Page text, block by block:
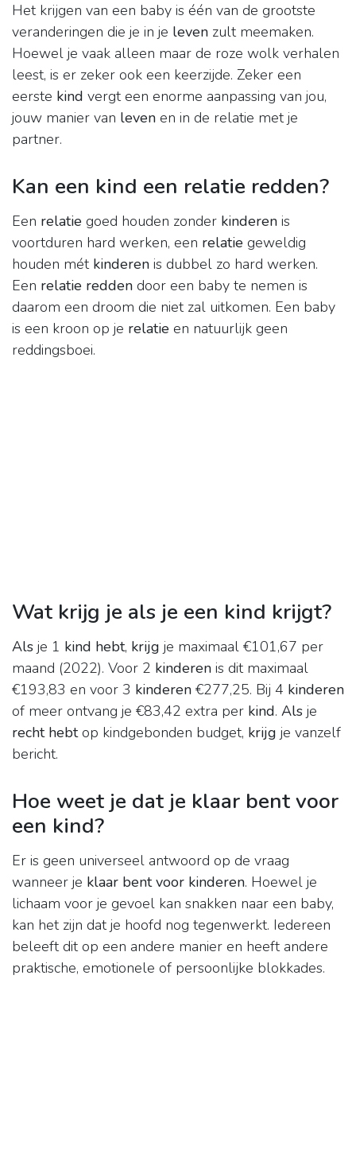
Het krijgen van een baby is één van de grootste
veranderingen die je in je leven zult meemaken.
Hoewel je vaak alleen maar de roze wolk verhalen
leest, is er zeker ook een keerzijde. Zeker een
eerste kind vergt een enorme aanpassing van jou,
jouw manier van leven en in de relatie met je
partner.
Kan een kind een relatie redden?
Een relatie goed houden zonder kinderen is
voortduren hard werken, een relatie geweldig
houden mét kinderen is dubbel zo hard werken.
Een relatie redden door een baby te nemen is
daarom een droom die niet zal uitkomen. Een baby
is een kroon op je relatie en natuurlijk geen
reddingsboei.
Wat krijg je als je een kind krijgt?
Als je 1 kind hebt, krijg je maximaal €101,67 per
maand (2022). Voor 2 kinderen is dit maximaal
€193,83 en voor 3 kinderen €277,25. Bij 4 kinderen
of meer ontvang je €83,42 extra per kind. Als je
recht hebtop kindgebonden budget, krijg je vanzelf
bericht.
Hoe weet je dat je klaar bent voor
een kind?
Er is geen universeel antwoord op de vraag
wanneer je klaar bent voor kinderen. Hoewel je
lichaam voor je gevoel kan snakken naar een baby,
kan het zijn dat je hoofd nog tegenwerkt. Iedereen
beleeft dit op een andere manier en heeft andere
praktische, emotionele of persoonlijke blokkades.